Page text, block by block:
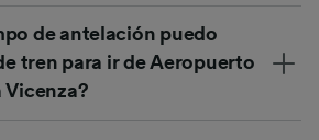
de antelación puedo
tren para ir de Aeropuerto
Vicenza?